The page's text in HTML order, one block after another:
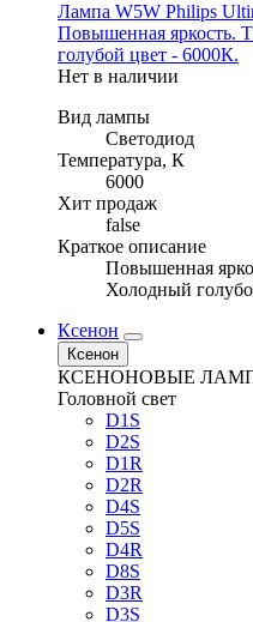
Лампа W5W Philips
Повышенная яркость.
голубой цвет - 6000К.
Нет в наличии
Вид лампы
Светодиод
Температура, К
6000
Хит продаж
false
Краткое описание
Повышенная
Холодный
Ксенон
Ксенон
КСЕНОНОВЫЕ
Головной свет
D1S
D2S
D1R
D2R
D4S
D5S
D4R
D8S
D3R
D3S